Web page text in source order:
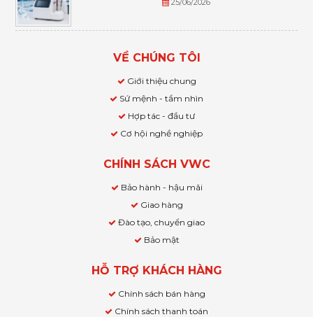
VỀ CHÚNG TÔI
Giới thiệu chung
Sứ mệnh - tầm nhìn
Hợp tác - đầu tư
Cơ hội nghề nghiệp
CHÍNH SÁCH VWC
Bảo hành - hậu mãi
Giao hàng
Đào tạo, chuyển giao
Bảo mật
HỖ TRỢ KHÁCH HÀNG
Chính sách bán hàng
Chính sách thanh toán